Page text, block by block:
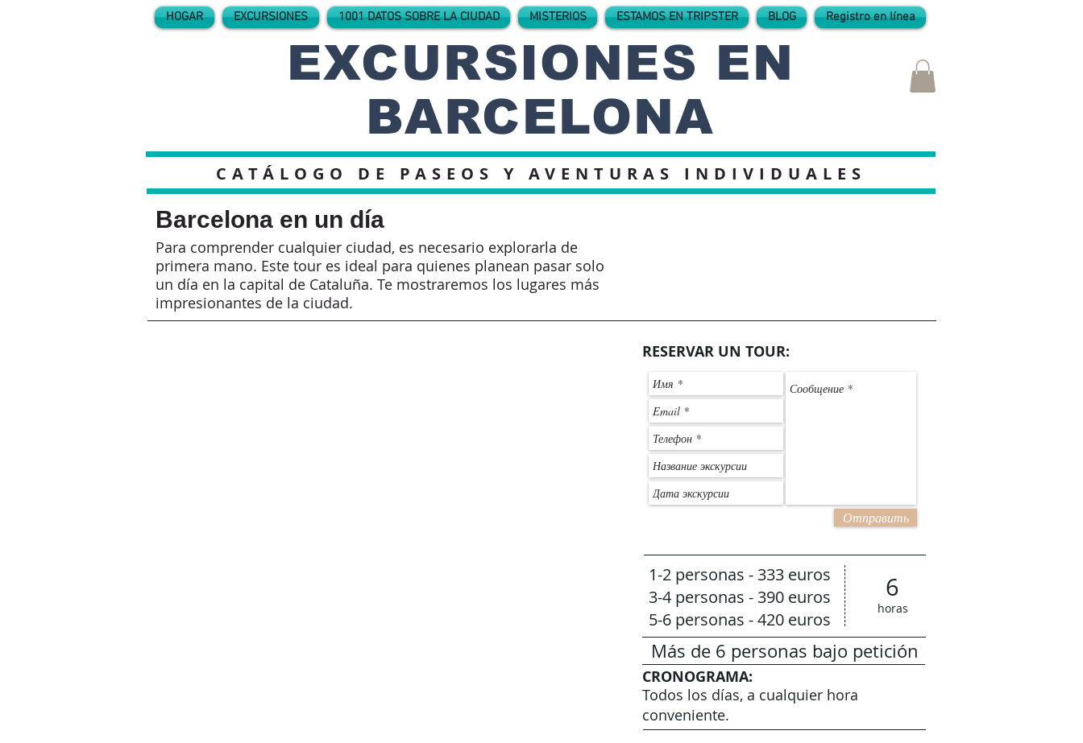
HOGAR EXCURSIONES 1001 DATOS SOBRE LA CIUDAD MISTERIOS ESTAMOS EN TRIPSTER BLOG Registro en línea
EXCURSIONES EN
BARCELONA
CATÁLOGO DE PASEOS Y AVENTURAS INDIVIDUALES
Barcelona en un día
Para comprender cualquier ciudad, es necesario explorarla de
primera mano. Este tour es ideal para quienes planean pasar solo
un día en la capital de Cataluña. Te mostraremos los lugares más
impresionantes de la ciudad.
RESERVAR UN TOUR:
Отправить
1-2 personas - 333 euros
3-4 personas - 390 euros
5-6 personas - 420 euros
6
horas
Más de 6 personas bajo petición
CRONOGRAMA:
Todos los días, a cualquier hora
conveniente.